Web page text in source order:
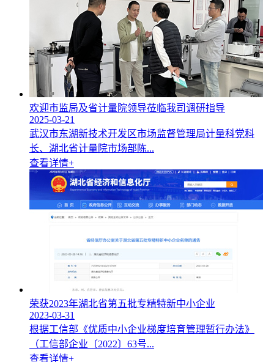
欢迎市监局及省计量院领导莅临我司调研指导
2025-03-21
武汉市东湖新技术开发区市场监督管理局计量科党科
长、湖北省计量院市场部陈...
查看详情+
荣获2023年湖北省第五批专精特新中小企业
2023-03-31
根据工信部《优质中小企业梯度培育管理暂行办法》
（工信部企业〔2022〕63号...
查看详情+